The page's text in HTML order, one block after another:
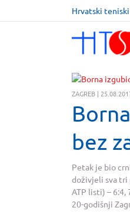
Hrvatski teniski
ZAGREB |
bez
Petak je bio
doživjeli sva tri
ATP listi) –
20-godišnji